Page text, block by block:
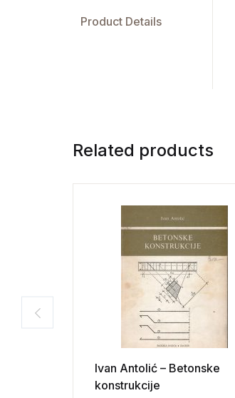
Product Details
Related products
Ivan Antolić – Betonske
konstrukcije